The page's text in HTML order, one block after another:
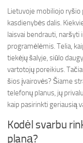
Lietuvoje mobiliojo ryšio
kasdienybės dalis.
laisvai bendrauti,
programėlėmis. Telia,
tiekėjų šalyje, siūlo
vartotojų poreikius.
šios įvairovės? Šiame
telefonų planus, jų
kaip pasirinkti geriausią
Kodėl svarbu
planą?